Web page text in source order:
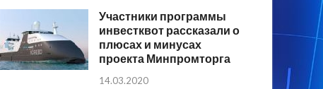
Участники программы
инвестквот рассказали о
плюсах и минусах
проекта Минпромторга
14.03.2020